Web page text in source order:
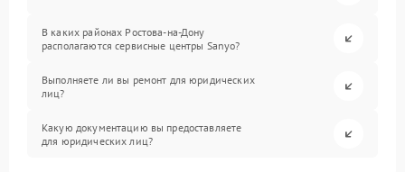
В каких районах Ростова-на-Дону
располагаются сервисные центры Sanyo?
Выполняете ли вы ремонт для юридических
лиц?
Какую документацию вы предоставляете
для юридических лиц?